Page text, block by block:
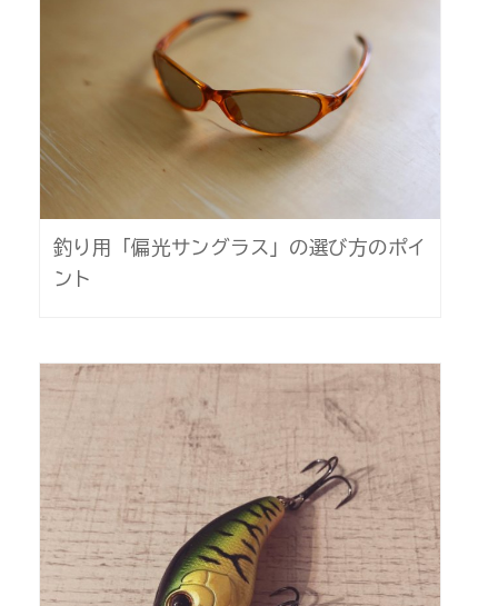
釣り用「偏光サングラス」の選び方のポイ
ント